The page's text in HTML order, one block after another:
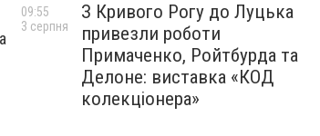
З Кривого Рогу до Луцька
привезли роботи
Примаченко, Ройтбурда та
Делоне: виставка «КОД
колекціонера»
09:55
3 серпня